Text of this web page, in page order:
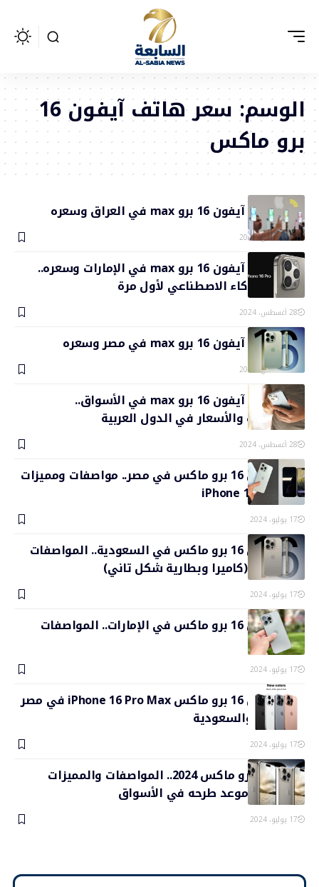
الوسم:
سعر هاتف آيفون 16
برو ماكس
موعد نزول آيفون 16 برو max في العراق وسعره
28 أغسطس، 2024
موعد نزول آيفون 16 برو max في الإمارات وسعره..
مميزات الذكاء الاصطناعي لأول مرة
28 أغسطس، 2024
موعد نزول آيفون 16 برو max في مصر وسعره
28 أغسطس، 2024
موعد نزول آيفون 16 برو max في الأسواق..
المواصفات والأسعار في الدول العربية
28 أغسطس، 2024
سعر آيفون 16 برو ماكس في مصر.. مواصفات ومميزات
iPhone 16 Pro Max
17 يوليو، 2024
سعر آيفون 16 برو ماكس في السعودية.. المواصفات
والمميزات (كاميرا وبطارية شكل تاني)
17 يوليو، 2024
سعر آيفون 16 برو ماكس في الإمارات.. المواصفات
والمميزات
17 يوليو، 2024
سعر آيفون 16 برو ماكس iPhone 16 Pro Max في مصر
والإمارات والسعودية
17 يوليو، 2024
آيفون 16 برو ماكس 2024.. المواصفات والمميزات
والأسعار وموعد طرحه في الأسواق
17 يوليو، 2024